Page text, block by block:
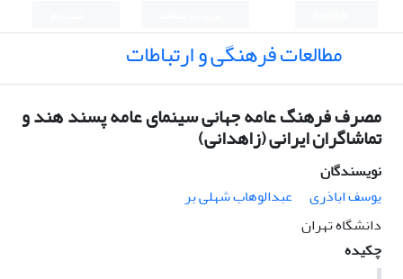
مطالعات فرهنگی و ارتباطات
مصرف فرهنگ عامه جهانی سینمای عامه پسند هند و
تماشاگران ایرانی (زاهدانی)
نویسندگان
یوسف اباذری
عبدالوهاب شهلی بر
دانشگاه تهران
چکیده